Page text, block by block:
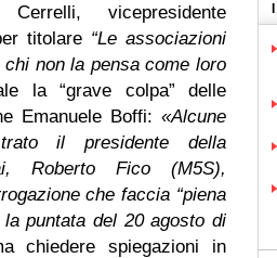
vicepresidente
titolare “Le associazioni
non la pensa come loro
la “grave colpa” delle
Emanuele Boffi: «Alcune
il presidente della
Roberto Fico (M5S),
che faccia “piena
puntata del 20 agosto di
chiedere spiegazioni in